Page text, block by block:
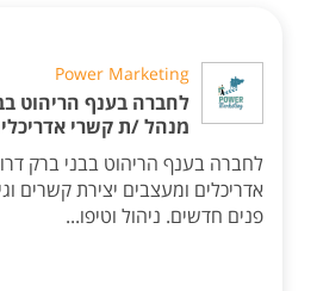
Power Marketing
לחברה בענף הריהוט
מנהל /ת קשרי
לחברה בענף הריהוט בבני ברק
אדריכלים ומעצבים יצירת קשרים
פנים חדשים. ניהול וטיפו...